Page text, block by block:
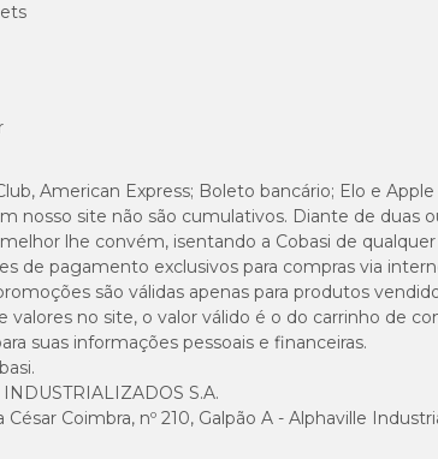
American Express; Boleto bancário; Elo e Apple
nosso site não são cumulativos. Diante de duas
lhe convém, isentando a Cobasi de qualquer
de pagamento exclusivos para compras via
são válidas apenas para produtos
no site, o valor válido é o do carrinho de
suas informações pessoais e financeiras.
S.A.
Coimbra, nº 210, Galpão A - Alphaville